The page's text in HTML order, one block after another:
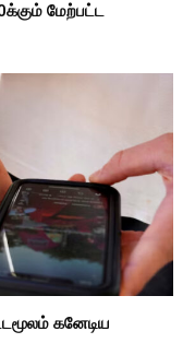
மேற்பட்ட
கனேடிய